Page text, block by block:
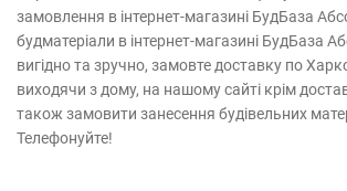
замовлення в інтернет-магазині БудБаза
будматеріали в інтернет-магазині БудБаза
вигідно та зручно, замовте доставку по
виходячи з дому, на нашому сайті крім
також замовити занесення будівельних
Телефонуйте!